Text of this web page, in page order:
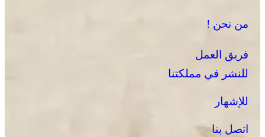
من نحن !
فريق العمل
للنشر في مملكتنا
للإشهار
اتصل بنا